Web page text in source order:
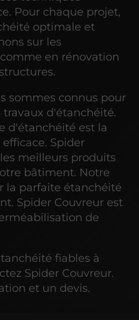
Pour chaque projet,
optimale et
sur les
en rénovation
sommes connus pour
d'étanchéité.
d'étanchéité est la
Spider
meilleurs produits
bâtiment. Notre
la parfaite étanchéité
Spider Couvreur est
de
fiables à
Spider Couvreur.
et un devis.